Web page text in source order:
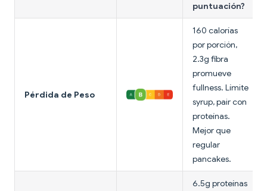
puntuación?
Pérdida de Peso
160 calorías
por porción,
2.3g fibra
promueve
fullness. Límite
syrup, pair con
proteínas.
Mejor que
regular
pancakes.
6.5g proteínas